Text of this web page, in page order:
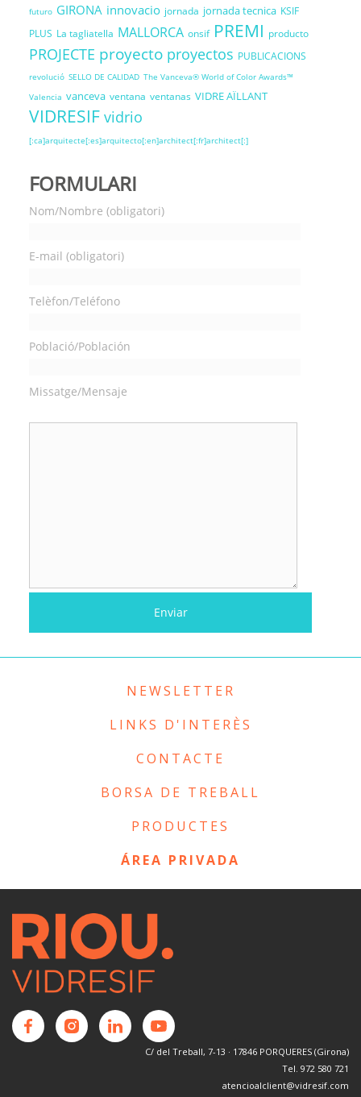
futuro GIRONA innovacio jornada jornada tecnica KSIF
PLUS La tagliatella MALLORCA onsif PREMI producto
PROJECTE proyecto proyectos PUBLICACIONS
revolució SELLO DE CALIDAD The Vanceva® World of Color Awards™
Valencia vanceva ventana ventanas VIDRE AÏLLANT
VIDRESIF vidrio
[:ca]arquitecte[:es]arquitecto[:en]architect[:fr]architect[:]
FORMULARI
Nom/Nombre (obligatori)
E-mail (obligatori)
Telèfon/Teléfono
Població/Población
Missatge/Mensaje
NEWSLETTER
LINKS D'INTERÈS
CONTACTE
BORSA DE TREBALL
PRODUCTES
ÁREA PRIVADA
C/ del Treball, 7-13 · 17846 PORQUERES (Girona)
Tel. 972 580 721
atencioalclient@vidresif.com